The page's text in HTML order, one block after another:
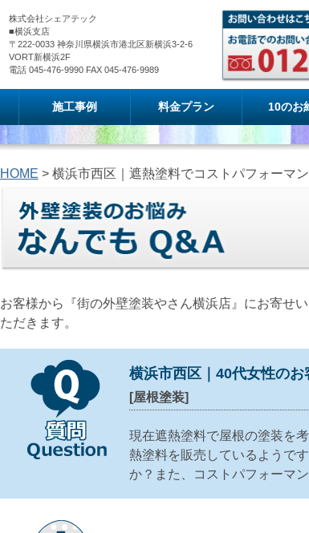
株式会社シェアテック
■横浜支店
〒222-0033 神奈川県横浜市港北区新横浜3-2-6
VORT新横浜2F
電話 045-476-9990 FAX 045-476-9989
施工事例 料金プラン 10のお
HOME > 横浜市西区｜遮熱塗料でコストパフォーマ
お客様から『街の外壁塗装やさん横浜店』にお寄せ
ただきます。
横浜市西区｜40代女性のお
[屋根塗装]
現在遮熱塗料で屋根の塗装を
熱塗料を販売しているようで
か？また、コストパフォーマ